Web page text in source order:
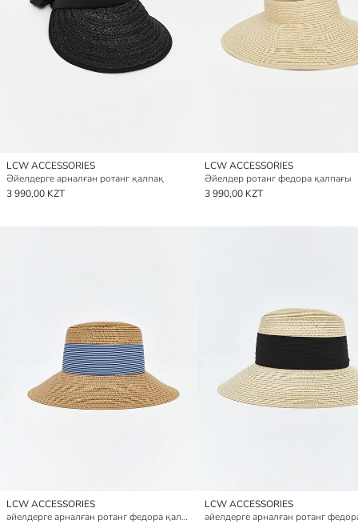
LCW ACCESSORIES
Әйелдерге арналған ротанг қалпақ
3 990,00 KZT
LCW ACCESSORIES
Әйелдер ротанг федора қалпағы
3 990,00 KZT
LCW ACCESSORIES
әйелдерге арналған ротанг федора қалпағы
LCW ACCESSORIES